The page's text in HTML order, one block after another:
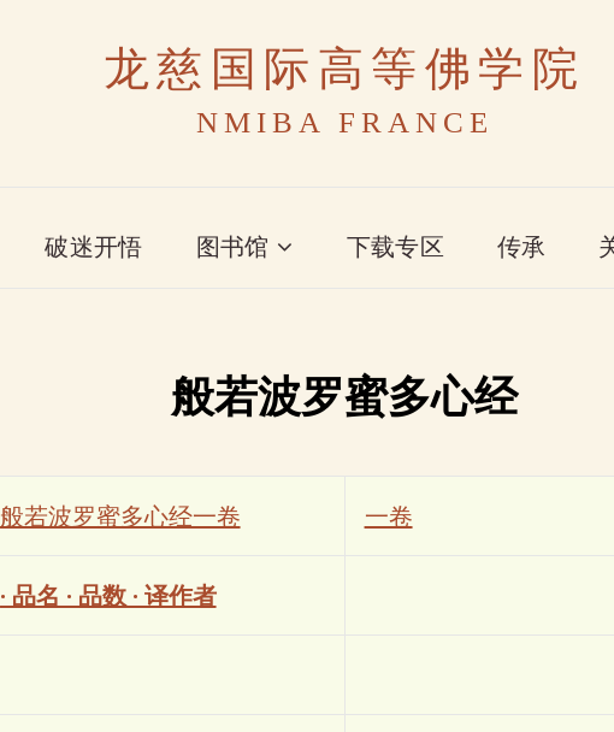
龙慈国际高等佛学院
NMIBA FRANCE
破迷开悟 图书馆 下载专区 传承
般若波罗蜜多心经
般若波罗蜜多心经一卷 一卷
· 品名 · 品数 · 译作者